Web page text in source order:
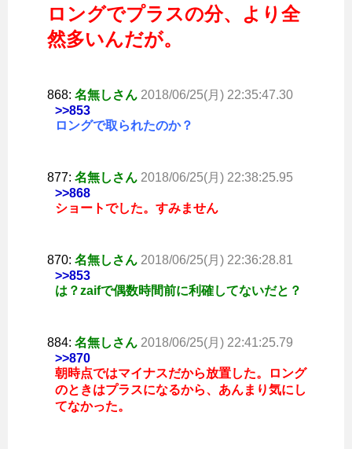
ロングでプラスの分、より全
然多いんだが。
868: 名無しさん 2018/06/25(月) 22:35:47.30
>>853
ロングで取られたのか？
877: 名無しさん 2018/06/25(月) 22:38:25.95
>>868
ショートでした。すみません
870: 名無しさん 2018/06/25(月) 22:36:28.81
>>853
は？zaifで偶数時間前に利確してないだと？
884: 名無しさん 2018/06/25(月) 22:41:25.79
>>870
朝時点ではマイナスだから放置した。ロング
のときはプラスになるから、あんまり気にし
てなかった。